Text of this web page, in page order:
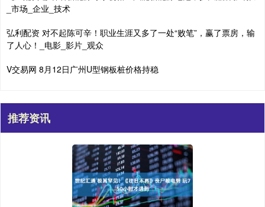
_市场_企业_技术
弘利配资 对不起陈可辛！职业生涯又多了一处“败笔”，赢了票房，输
了人心！_电影_影片_观众
V交易网 8月12日广州U型钢板桩价格持稳
推荐资讯